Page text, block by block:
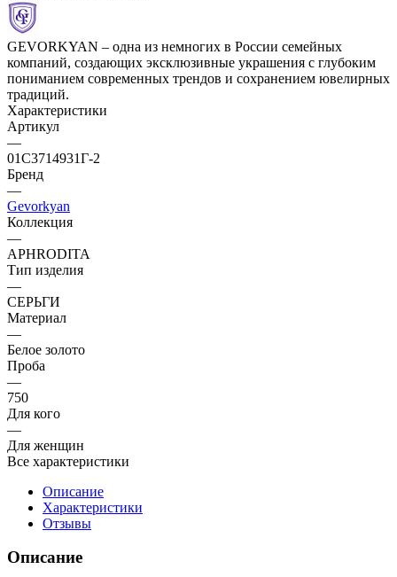
GEVORKYAN – одна из немногих в России семейных
компаний, создающих эксклюзивные украшения с глубоким
пониманием современных трендов и сохранением ювелирных
традиций.
Характеристики
Артикул
—
01С3714931Г-2
Бренд
—
Gevorkyan
Коллекция
—
APHRODITA
Тип изделия
—
СЕРЬГИ
Материал
—
Белое золото
Проба
—
750
Для кого
—
Для женщин
Все характеристики
Описание
Характеристики
Отзывы
Описание